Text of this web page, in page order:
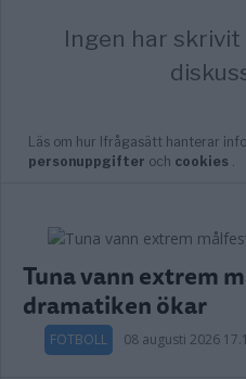
Tuna vann extrem
dramatiken ökar
FOTBOLL 08 augusti 2026